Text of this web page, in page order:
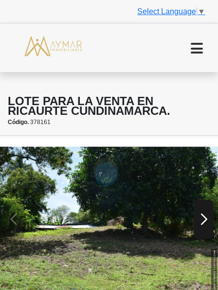
Select Language ▼
LOTE PARA LA VENTA EN
RICAURTE CUNDINAMARCA.
Código. 378161